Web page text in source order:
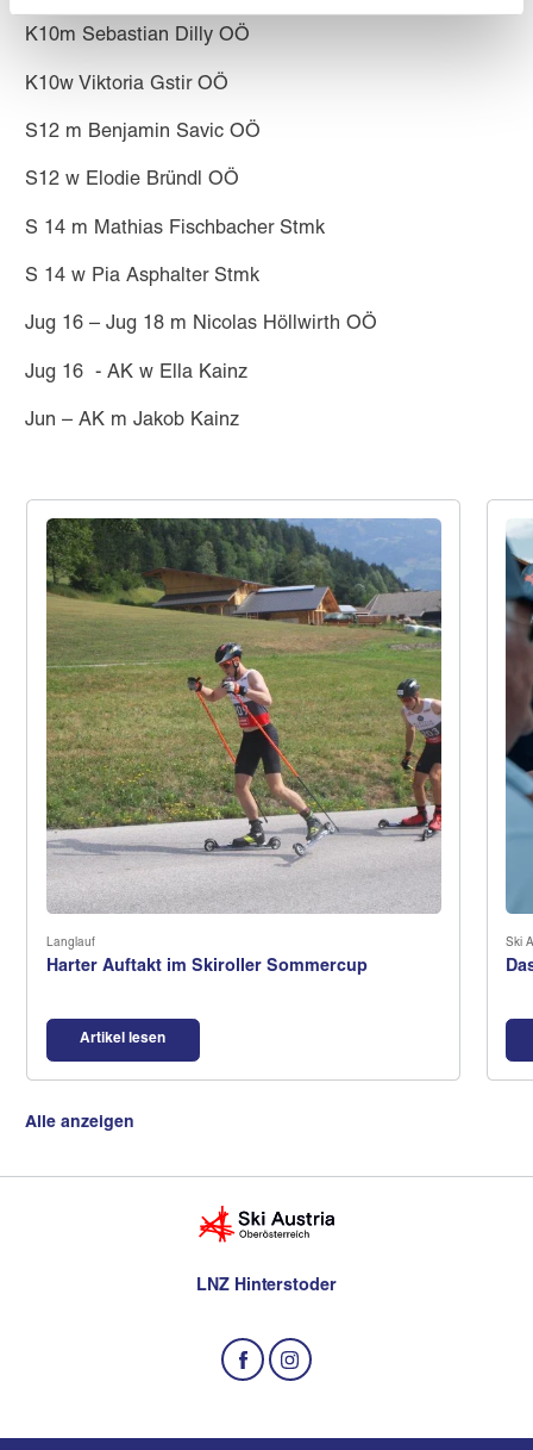
K10m Sebastian Dilly OÖ
K10w Viktoria Gstir OÖ
S12 m Benjamin Savic OÖ
S12 w Elodie Bründl OÖ
S 14 m Mathias Fischbacher Stmk
S 14 w Pia Asphalter Stmk
Jug 16 – Jug 18 m Nicolas Höllwirth OÖ
Jug 16 - AK w Ella Kainz
Jun – AK m Jakob Kainz
Langlauf
Harter Auftakt im Skiroller Sommercup
Artikel lesen
Ski
Alle anzeigen
LNZ Hinterstoder